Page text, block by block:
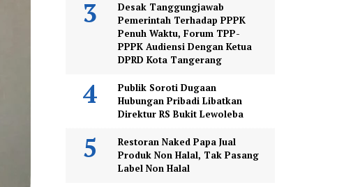
Desak Tanggungjawab
Pemerintah Terhadap PPPK
Penuh Waktu, Forum TPP-
PPPK Audiensi Dengan Ketua
DPRD Kota Tangerang
Publik Soroti Dugaan
Hubungan Pribadi Libatkan
Direktur RS Bukit Lewoleba
Restoran Naked Papa Jual
Produk Non Halal, Tak Pasang
Label Non Halal